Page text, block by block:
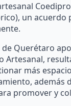
un
Querétaro
Artesanal,
más
promover y